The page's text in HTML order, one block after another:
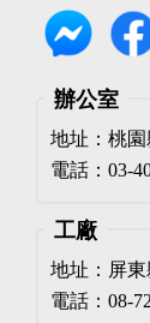
辦公室
地址：桃
電話：03-
工廠
地址：屏
電話：08-